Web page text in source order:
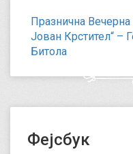
Празнична
Јован Крстител“ –
Битола
Фејсбук